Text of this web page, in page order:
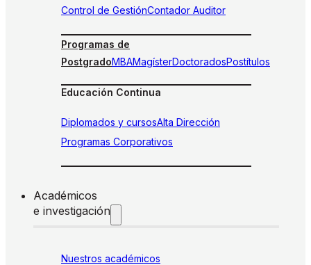
Control de GestiónContador Auditor
Programas de
PostgradoMBAMagísterDoctoradosPostítulos
Educación Continua
Diplomados y cursosAlta Dirección
Programas Corporativos
Académicos
e investigación
Nuestros académicos